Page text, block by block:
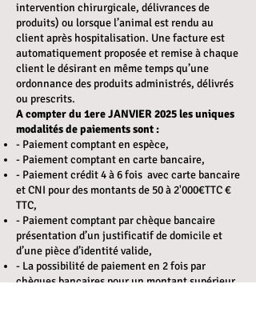
intervention chirurgicale, délivrances de
produits) ou lorsque l’animal est rendu au
client après hospitalisation. Une facture est
automatiquement proposée et remise à chaque
client le désirant en même temps qu’une
ordonnance des produits administrés, délivrés
ou prescrits.
A compter du 1ere JANVIER 2025 les uniques
modalités de paiements sont :
- Paiement comptant en espèce,
- Paiement comptant en carte bancaire,
- Paiement crédit 4 à 6 fois avec carte bancaire
et CNI pour des montants de 50 à 2'000€TTC €
TTC,
- Paiement comptant par chèque bancaire
présentation d’un justificatif de domicile et
d’une pièce d’identité valide,
- La possibilité de paiement en 2 fois par
chèques bancaires pour un montant supérieur